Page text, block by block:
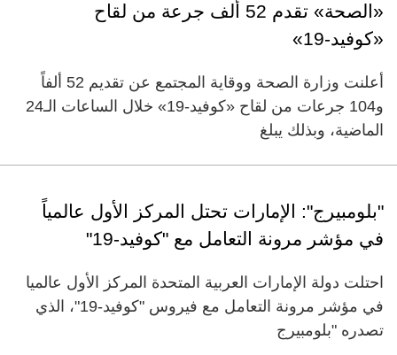
«الصحة» تقدم 52 ألف جرعة من لقاح
«كوفيد-19»
أعلنت وزارة الصحة ووقاية المجتمع عن تقديم 52 ألفاً
و104 جرعات من لقاح «كوفيد-19» خلال الساعات الـ24
الماضية، وبذلك يبلغ
"بلومبيرج": الإمارات تحتل المركز الأول عالمياً
في مؤشر مرونة التعامل مع "كوفيد-19"
احتلت دولة الإمارات العربية المتحدة المركز الأول عالميا
في مؤشر مرونة التعامل مع فيروس "كوفيد-19"، الذي
تصدره "بلومبيرج